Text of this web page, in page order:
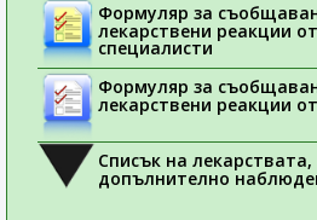
Формуляр за
лекарствени реакции
специалисти
Формуляр за
лекарствени реакции
Списък на
допълнително